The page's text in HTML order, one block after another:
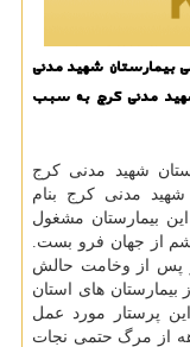
بیمارستان شهید مدنی
مدنی کرج به سبب
شهید مدنی کرج
شهید مدنی کرج بنام
بیمارستان مشغول
به سبب مبتلاشدن به کووید ۱۹ چشم از جهان فرو بست.
و پس از وخامت حالش
های استان
پرستار مورد عمل
قرار می گیرد تا کودک ۷ ماهه از مرگ حتمی نجات